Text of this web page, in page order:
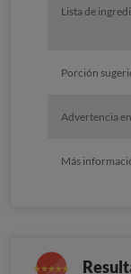
Lista de
Porción
Advertencia
Más